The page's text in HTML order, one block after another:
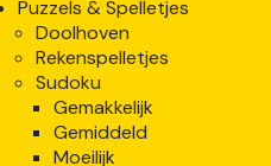
Puzzels & Spelletjes
Doolhoven
Rekenspelletjes
Sudoku
Gemakkelijk
Gemiddeld
Moeilijk